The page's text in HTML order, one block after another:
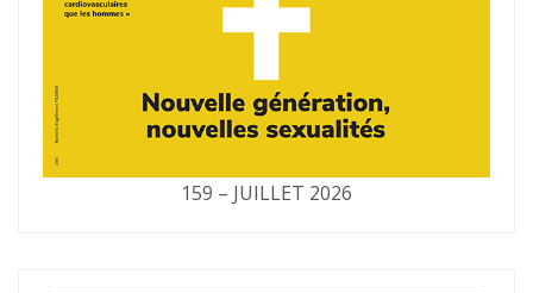
159 – JUILLET 2026